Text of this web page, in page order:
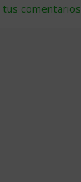
comentarios